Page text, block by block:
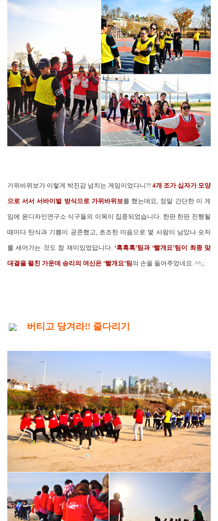
가위바위보가 이렇게 박진감 넘치는 게임이었다니?! 4개 조가 십자가 모양
으로 서서 서바이벌 방식으로 가위바위보를 했는데요, 정말 간단한 이 게
임에 윤디자인연구소 식구들의 이목이 집중되었습니다. 한판 한판 진행될
때마다 탄식과 기쁨이 공존했고, 초조한 마음으로 몇 사람이 남았나 숫자
를 세어가는 것도 참 재미있었답니다.‘흑흑흑’팀과 ‘빨개요’팀이 최종 맞
대결을 펼친 가운데 승리의 여신은 ‘빨개요’팀 의 손을 들어주었네요. ^^;;
버티고 당겨라!! 줄다리기